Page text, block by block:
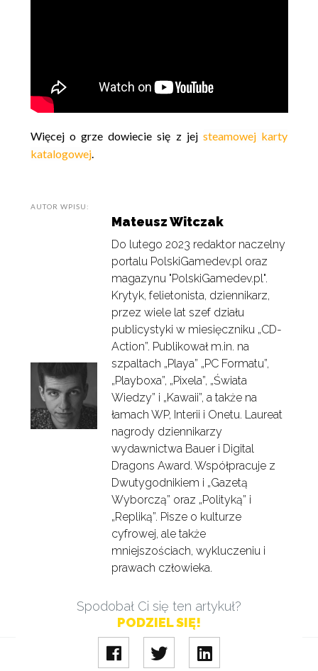
Więcej o grze dowiecie się z jejsteamowej karty
katalogowej.
AUTOR WPISU:
Mateusz Witczak
Do lutego 2023 redaktor naczelny
portalu PolskiGamedev.pl oraz
magazynu "PolskiGamedev.pl".
Krytyk, felietonista, dziennikarz,
przez wiele lat szef działu
publicystyki w miesięczniku „CD-
Action”. Publikował m.in. na
szpaltach „Playa” „PC Formatu”,
„Playboxa”, „Pixela”, „Świata
Wiedzy” i „Kawaii”, a także na
łamach WP, Interii i Onetu. Laureat
nagrody dziennikarzy
wydawnictwa Bauer i Digital
Dragons Award. Współpracuje z
Dwutygodnikiem i „Gazetą
Wyborczą” oraz „Polityką” i
„Repliką”. Pisze o kulturze
cyfrowej, ale także
mniejszościach, wykluczeniu i
prawach człowieka.
Spodobał Ci się ten artykuł?
PODZIEL SIĘ!